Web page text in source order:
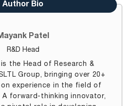
Author Bio
Patel
R&D Head
is the Head of Research &
Group, bringing over 20+
experience in the field of
A forward-thinking innovator,